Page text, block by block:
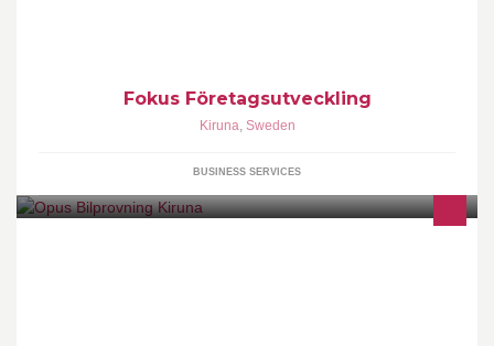
Fokus Företagsutveckling
Kiruna, Sweden
BUSINESS SERVICES